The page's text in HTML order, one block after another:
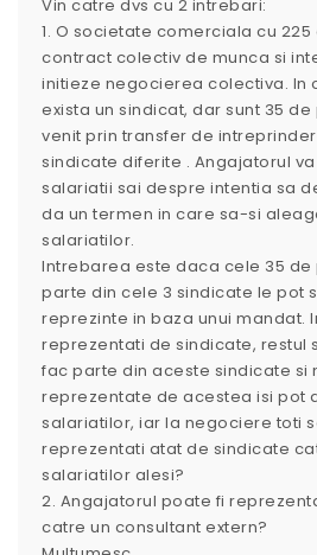
Vin catre dvs cu 2 intrebari:
1. O societate comerciala cu
contract colectiv de munca si
initieze negocierea colectiva. In
exista un sindicat, dar sunt 35
venit prin transfer de
sindicate diferite . Angajatorul
salariatii sai despre intentia sa
da un termen in care sa-si
salariatilor.
Intrebarea este daca cele 35
parte din cele 3 sindicate le pot
reprezinte in baza unui mandat.
reprezentati de sindicate, restul
fac parte din aceste sindicate si
reprezentate de acestea isi pot
salariatilor, iar la negociere toti
reprezentati atat de sindicate
salariatilor alesi?
2. Angajatorul poate fi
catre un consultant extern?